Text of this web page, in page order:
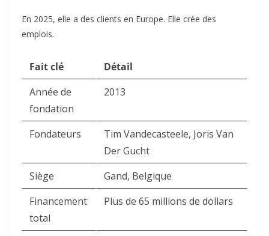
En 2025, elle a des clients en Europe. Elle crée des
emplois.
Fait clé
Détail
Année de
fondation
2013
Fondateurs
Tim Vandecasteele, Joris Van
Der Gucht
Siège
Gand, Belgique
Financement
total
Plus de 65 millions de dollars